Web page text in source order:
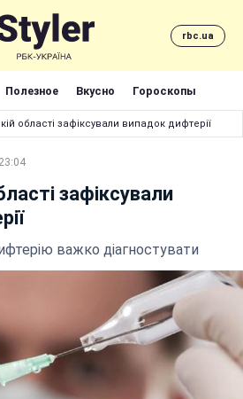
rbc.ua
Полезное Вкусно Гороскопы
області зафіксували випадок дифтерії
зафіксували
важко діагностувати